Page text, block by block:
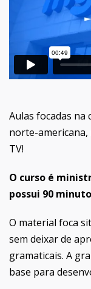
Aulas focadas na
norte-americana,
TV!
O curso é
possui 90
O material foca
sem deixar de
gramaticais. A
base para